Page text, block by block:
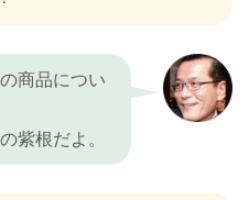
商品につい
紫根だよ。